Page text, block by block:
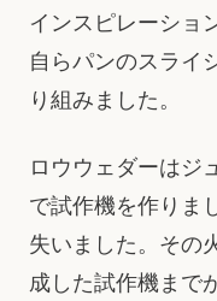
インスピレーショ
自らパンのスライ
り組みました。
ロウウェダーはジ
で試作機を作りま
失いました。その
成した試作機まで